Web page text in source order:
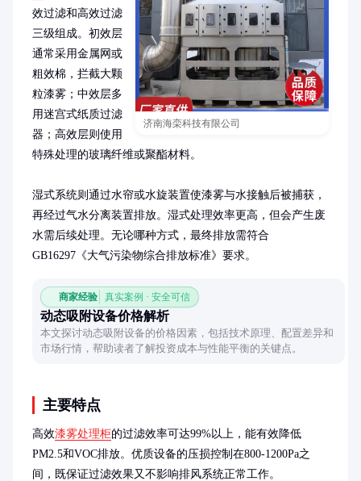
济南海栾科技有限公司
效过滤和高效过滤
三级组成。初效层
通常采用金属网或
粗效棉，拦截大颗
粒漆雾；中效层多
用迷宫式纸质过滤
器；高效层则使用
特殊处理的玻璃纤维或聚酯材料。
湿式系统则通过水帘或水旋装置使漆雾与水接触后被捕获，
再经过气水分离装置排放。湿式处理效率更高，但会产生废
水需后续处理。无论哪种方式，最终排放需符合
GB16297《大气污染物综合排放标准》要求。
商家经验 真实案例 · 安全可信
动态吸附设备价格解析
本文探讨动态吸附设备的价格因素，包括技术原理、配置差异和
市场行情，帮助读者了解投资成本与性能平衡的关键点。
主要特点
高效漆雾处理柜的过滤效率可达99%以上，能有效降低
PM2.5和VOC排放。优质设备的压损控制在800-1200Pa之
间，既保证过滤效果又不影响排风系统正常工作。